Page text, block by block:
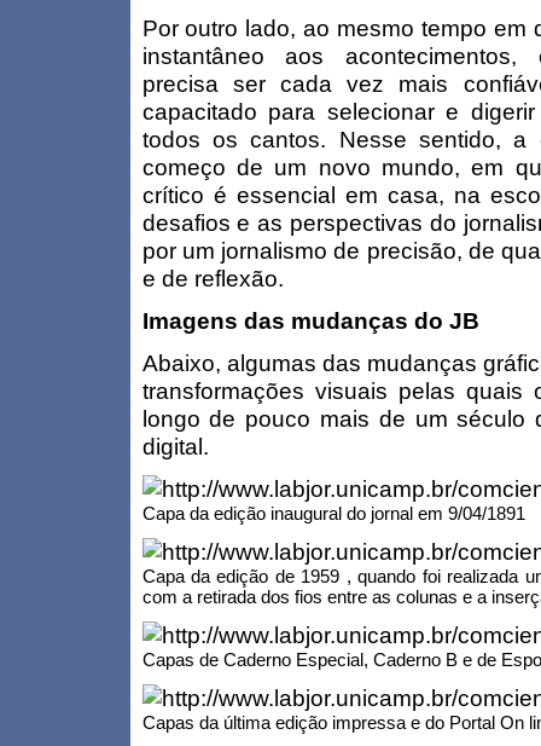
Por outro lado, ao mesmo tempo
instantâneo aos acontecimentos,
precisa ser cada vez mais
capacitado para selecionar e
todos os cantos. Nesse sentido,
começo de um novo mundo, em
crítico é essencial em casa, na
desafios e as perspectivas do
por um jornalismo de precisão, de
e de reflexão.
Imagens das mudanças do JB
Abaixo, algumas das mudanças
transformações visuais pelas quais
longo de pouco mais de um século
digital.
Capa da edição inaugural do jornal em 9/04/1891
Capa da edição de 1959 , quando foi realizada
com a retirada dos fios entre as colunas e a
Capas de Caderno Especial, Caderno B e de
Capas da última edição impressa e do Portal On